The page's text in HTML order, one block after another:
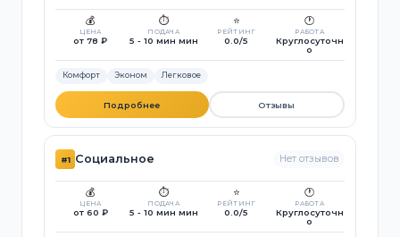
💰
ЦЕНА
от 78 ₽
⏱️
ПОДАЧА
5 - 10 мин мин
⭐
РЕЙТИНГ
0.0/5
🕐
РАБОТА
Круглосуточн
о
Комфорт Эконом Легковое
Подробнее Отзывы
#1 Социальное Нет отзывов
💰
ЦЕНА
от 60 ₽
⏱️
ПОДАЧА
5 - 10 мин мин
⭐
РЕЙТИНГ
0.0/5
🕐
РАБОТА
Круглосуточн
о